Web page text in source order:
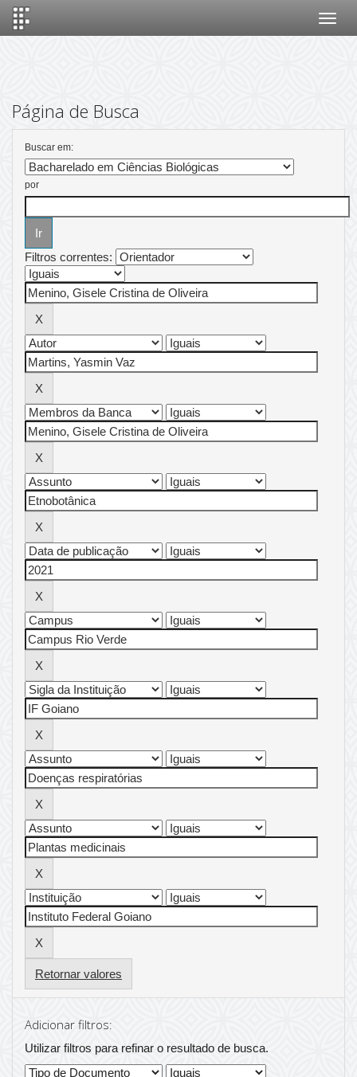
Página de Busca
Buscar em:
por
Filtros correntes:
Retornar valores
Adicionar filtros:
Utilizar filtros para refinar o resultado de busca.